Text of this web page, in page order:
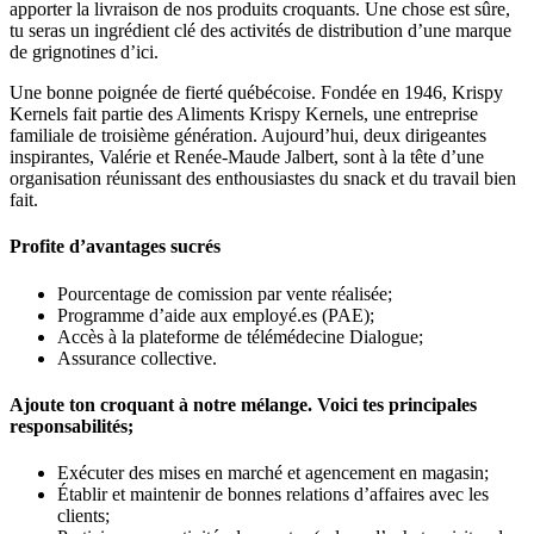
apporter la livraison de nos produits croquants. Une chose est sûre,
tu seras un ingrédient clé des activités de distribution d’une marque
de grignotines d’ici.
Une bonne poignée de fierté québécoise. Fondée en 1946, Krispy
Kernels fait partie des Aliments Krispy Kernels, une entreprise
familiale de troisième génération. Aujourd’hui, deux dirigeantes
inspirantes, Valérie et Renée-Maude Jalbert, sont à la tête d’une
organisation réunissant des enthousiastes du snack et du travail bien
fait.
Profite d’avantages sucrés
Pourcentage de comission par vente réalisée;
Programme d’aide aux employé.es (PAE);
Accès à la plateforme de télémédecine Dialogue;
Assurance collective.
Ajoute ton croquant à notre mélange. Voici tes principales
responsabilités;
Exécuter des mises en marché et agencement en magasin;
Établir et maintenir de bonnes relations d’affaires avec les
clients;